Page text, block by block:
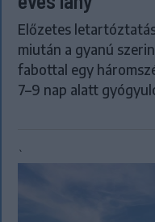
Előzetes
miután a gyanú
fabottal egy
7–9 nap alatt
`